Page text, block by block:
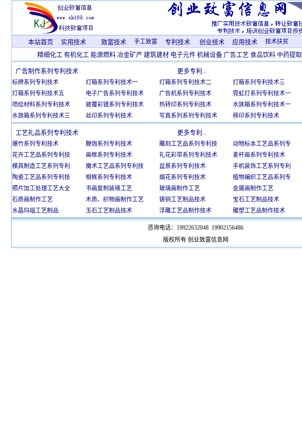
本站首页 实用技术 致富技术 手工致富 专利技术 创业技术 应用技术 技术扶贫
精细化工 有机化工 能源燃料 冶金矿产 建筑建材 电子元件 机械设备 广告工艺 食品饮料 中药提取
广告制作系列专利技术 更多专利...
标牌系列专利技术 灯箱系列专利技术一 灯箱系列专利技术二 灯箱系列专利技术三
灯箱系列专利技术五
电子广告系列专利技术 广告机系列专利技术 霓虹灯系列专利技术一
喷绘材料系列专利技术
披覆彩镀系列专利技术 热转印系列专利技术 水族箱系列专利技术一
水族箱系列专利技术三
丝印系列专利技术 写真系列系列专利技术 移印系列专利技术
工艺礼品系列专利技术 更多专利...
爆竹系列专利技术 鞭炮系列专利技术 雕刻工艺品系列专利技 动物标本工艺品系列专
花卉工艺品系列专利技
画框系列专利技术 礼花彩带系列专利技术 麦杆画系列专利技术
模具制造工艺系列专利
魔术工艺品系列专利技 盆景系列专利技术 手机装饰工艺系列专利
陶瓷工艺品系列专利技
相框系列专利技术 烟花系列专利技术 植物编织工艺品系列专
照片加工处理工艺大全
书画复制装裱工艺 玻璃画制作工艺 金属画制作工艺
石质画制作工艺
木质、织物画制作工艺 铸铜工艺制品技术 宝石工艺制品技术
水晶玛瑙工艺制品
玉石工艺制品技术 浮雕工艺品制作技术 雕塑工艺品制作技术
咨询电话：19922632048 19902156486
版权所有 创业致富信息网